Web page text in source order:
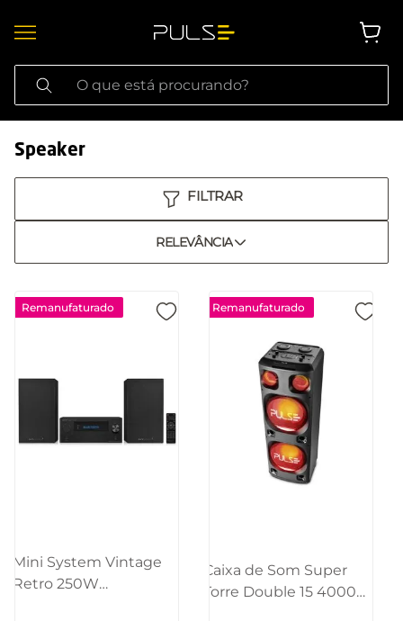
O que está procurando?
Speaker
RELEVÂNCIA
Remanufaturado
Mini System Vintage
Retro 250W
Remanufaturado
Caixa de Som Super
Torre Double 15 4000W